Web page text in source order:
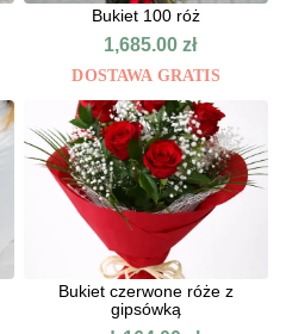
Bukiet 100 róż
1,685.00 zł
DOSTAWA GRATIS
Bukiet czerwone róże z
gipsówką